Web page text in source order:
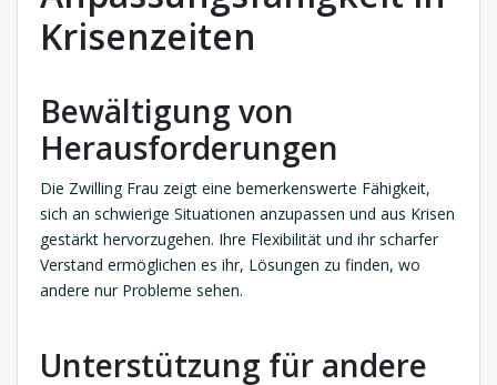
Krisenzeiten
Bewältigung von
Herausforderungen
Die Zwilling Frau zeigt eine bemerkenswerte Fähigkeit,
sich an schwierige Situationen anzupassen und aus Krisen
gestärkt hervorzugehen. Ihre Flexibilität und ihr scharfer
Verstand ermöglichen es ihr, Lösungen zu finden, wo
andere nur Probleme sehen.
Unterstützung für andere